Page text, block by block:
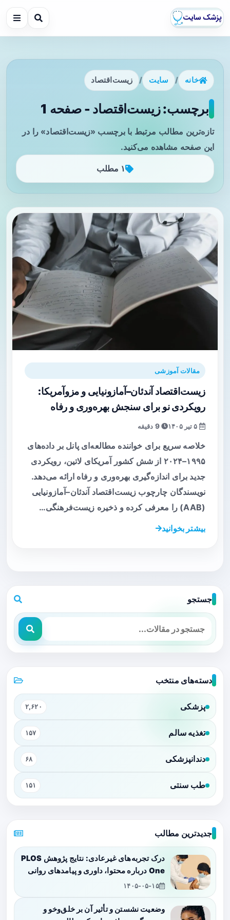
خانه / سایت / زیست‌اقتصاد
برچسب: زیست‌اقتصاد - صفحه 1
تازه‌ترین مطالب مرتبط با برچسب «زیست‌اقتصاد» را در
این صفحه مشاهده می‌کنید.
۱ مطلب
مقالات آموزشی
زیست‌اقتصاد آندئان–آمازونیایی و مزوآمریکا:
رویکردی نو برای سنجش بهره‌وری و رفاه
9 دقیقه
خلاصه سریع برای خواننده مطالعه‌ای پانل بر داده‌های
۱۹۹۵–۲۰۲۴ از شش کشور آمریکای لاتین، رویکردی
جدید برای اندازه‌گیری بهره‌وری و رفاه ارائه می‌دهد.
نویسندگان چارچوب زیست‌اقتصاد آندئان–آمازونیایی
(AAB) را معرفی کرده و ذخیره زیست‌فرهنگی…
بیشتر بخوانید
جستجو
دسته‌های منتخب
پزشکی ۲,۶۲۰
تغذیه سالم ۱۵۷
دندانپزشکی ۶۸
طب سنتی ۱۵۱
جدیدترین مطالب
درک تجربه‌های غیرعادی: نتایج پژوهش PLOS
One درباره محتوا، داوری و پیامدهای روانی
۱۴۰۵-۰۵-۱۵
وضعیت نشستن و تأثیر آن بر خلق‌وخو و